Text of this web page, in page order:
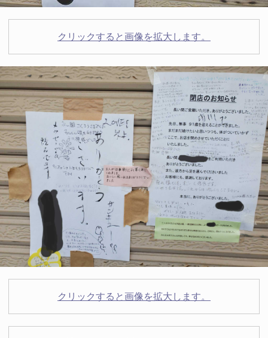
クリックすると画像を拡大します。
クリックすると画像を拡大します。